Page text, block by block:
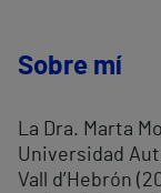
Sobre mí
La Dra. Marta
Universidad
Vall d’Hebrón